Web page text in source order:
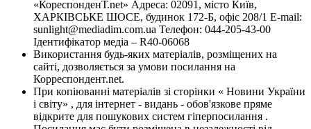
«КореспонденТ.net» Адреса: 02091, місто Київ,
ХАРКІВСЬКЕ ШОСЕ, будинок 172-Б, офіс 208/1 E-mail:
sunlight@mediadim.com.ua Телефон: 044-205-43-00
Ідентифікатор медіа – R40-06068
Використання будь-яких матеріалів, розміщених на
сайті, дозволяється за умови посилання на
Корреспондент.net.
При копіюванні матеріалів зі сторінки « Новини України
і світу» , для інтернет - видань - обов'язкове пряме
відкрите для пошукових систем гіперпосилання .